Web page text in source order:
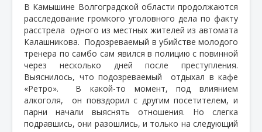
В Камышине Волгоградской области продолжаются
расследование громкого уголовного дела по факту
расстрела одного из местных жителей из автомата
Калашникова. Подозреваемый в убийстве молодого
тренера по самбо сам явился в полицию с повинной
через несколько дней после преступления.
Выяснилось, что подозреваемый
отдыхал в кафе
«Ретро».
В какой-то момент, под влиянием
алкоголя,
он повздорил с другим посетителем, и
парни начали выяснять отношения. Но слегка
подравшись, они разошлись, и только на следующий